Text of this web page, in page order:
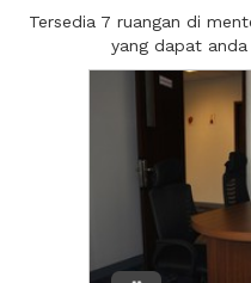
Tersedia 7 ruangan di
yang dapat anda